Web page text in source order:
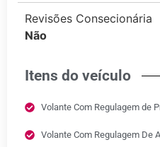
Revisões Consecionária
Não
Itens do veículo
Volante Com Regulagem de
Volante Com Regulagem De